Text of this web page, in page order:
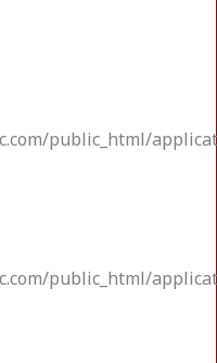
public_html/
public_html/